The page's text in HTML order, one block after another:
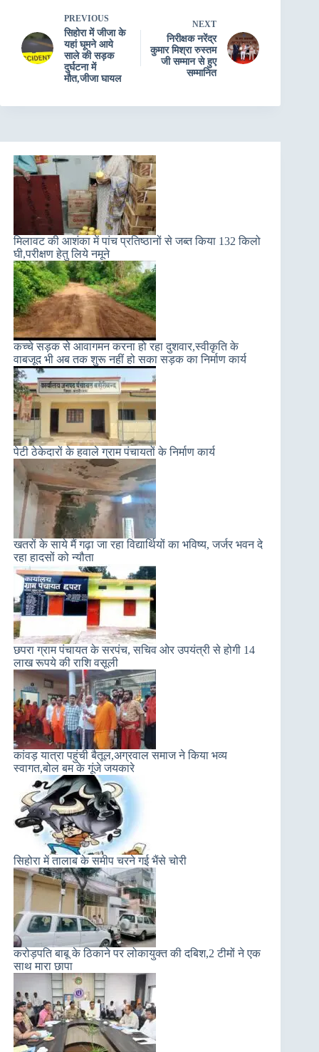
PREVIOUS
सिहोरा में जीजा के
यहां घूमने आये
साले की सड़क
दुर्घटना में
मौत,जीजा घायल
NEXT
निरीक्षक नरेंद्र
कुमार मिश्रा रुस्तम
जी सम्मान से हुए
सम्मानित
मिलावट की आशंका में पांच प्रतिष्ठानों से जब्त किया 132 किलो
घी,परीक्षण हेतु लिये नमूने
कच्चे सड़क से आवागमन करना हो रहा दुशवार,स्वीकृति के
वाबजूद भी अब तक शुरू नहीं हो सका सड़क का निर्माण कार्य
पेटी ठेकेदारों के हवाले ग्राम पंचायतों के निर्माण कार्य
खतरों के साये मैं गढ़ा जा रहा विद्यार्थियों का भविष्य, जर्जर भवन दे
रहा हादसों को न्यौता
छपरा ग्राम पंचायत के सरपंच, सचिव ओर उपयंत्री से होगी 14
लाख रूपये की राशि वसूली
कांवड़ यात्रा पहुंची बैतूल,अग्रवाल समाज ने किया भव्य
स्वागत,बोल बम के गूंजे जयकारे
सिहोरा में तालाब के समीप चरने गई भैंसे चोरी
करोड़पति बाबू के ठिकाने पर लोकायुक्त की दबिश,2 टीमों ने एक
साथ मारा छापा